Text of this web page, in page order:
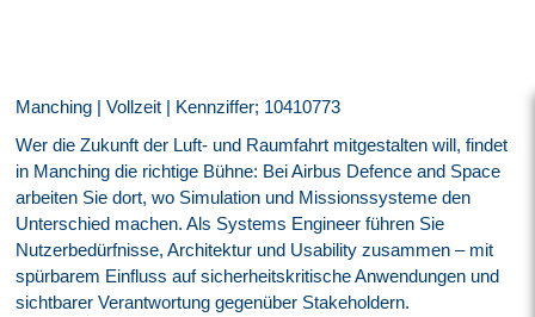
Manching | Vollzeit | Kennziffer; 10410773
Wer die Zukunft der Luft- und Raumfahrt mitgestalten will, findet
in Manching die richtige Bühne: Bei Airbus Defence and Space
arbeiten Sie dort, wo Simulation und Missionssysteme den
Unterschied machen. Als Systems Engineer führen Sie
Nutzerbedürfnisse, Architektur und Usability zusammen – mit
spürbarem Einfluss auf sicherheitskritische Anwendungen und
sichtbarer Verantwortung gegenüber Stakeholdern.